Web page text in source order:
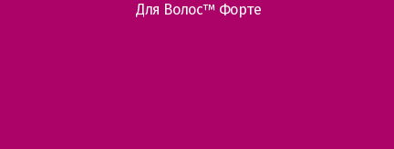
Для Волос™ Форте